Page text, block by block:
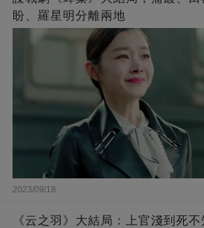
盼、羅星明分離兩地
2023/09/18
《云之羽》大結局：上官淺到死